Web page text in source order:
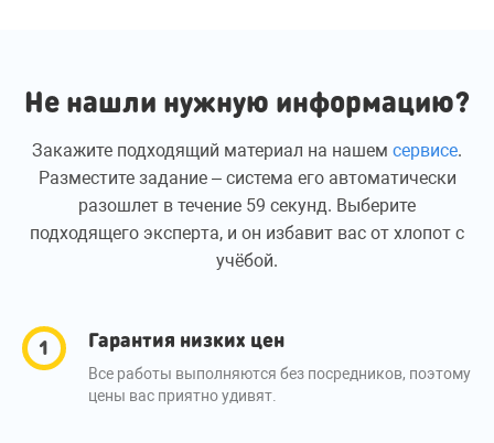
Не нашли нужную информацию?
Закажите подходящий материал на нашем сервисе.
Разместите задание – система его автоматически
разошлет в течение 59 секунд. Выберите
подходящего эксперта, и он избавит вас от хлопот с
учёбой.
Гарантия низких цен
Все работы выполняются без посредников, поэтому
цены вас приятно удивят.